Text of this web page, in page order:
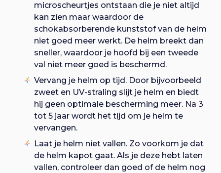
microscheurtjes ontstaan die je niet altijd
kan zien maar waardoor de
schokabsorberende kunststof van de helm
niet goed meer werkt. De helm breekt dan
sneller, waardoor je hoofd bij een tweede
val niet meer goed is beschermd.
Vervang je helm op tijd. Door bijvoorbeeld
zweet en UV-straling slijt je helm en biedt
hij geen optimale bescherming meer. Na 3
tot 5 jaar wordt het tijd om je helm te
vervangen.
Laat je helm niet vallen. Zo voorkom je dat
de helm kapot gaat. Als je deze hebt laten
vallen, controleer dan goed of de helm nog